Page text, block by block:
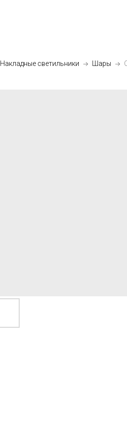
Накладные светильники Шары